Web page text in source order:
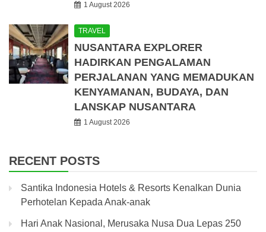
1 August 2026
TRAVEL
NUSANTARA EXPLORER
HADIRKAN PENGALAMAN
PERJALANAN YANG MEMADUKAN
KENYAMANAN, BUDAYA, DAN
LANSKAP NUSANTARA
1 August 2026
RECENT POSTS
Santika Indonesia Hotels & Resorts Kenalkan Dunia
Perhotelan Kepada Anak-anak
Hari Anak Nasional, Merusaka Nusa Dua Lepas 250